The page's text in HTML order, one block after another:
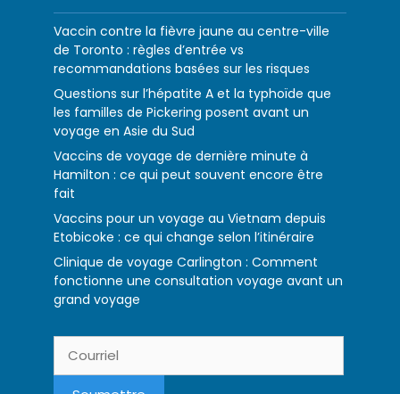
Vaccin contre la fièvre jaune au centre-ville
de Toronto : règles d’entrée vs
recommandations basées sur les risques
Questions sur l’hépatite A et la typhoïde que
les familles de Pickering posent avant un
voyage en Asie du Sud
Vaccins de voyage de dernière minute à
Hamilton : ce qui peut souvent encore être
fait
Vaccins pour un voyage au Vietnam depuis
Etobicoke : ce qui change selon l’itinéraire
Clinique de voyage Carlington : Comment
fonctionne une consultation voyage avant un
grand voyage